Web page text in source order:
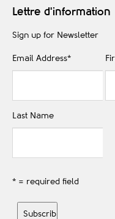
Lettre d'information
Sign up for Newsletter
Email Address*
Last Name
* = required field